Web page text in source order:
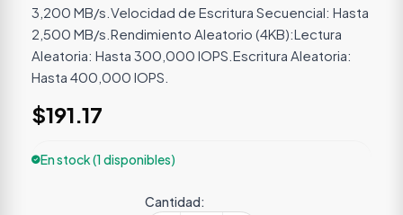
3,200 MB/s.Velocidad de Escritura Secuencial: Hasta
2,500 MB/s.Rendimiento Aleatorio (4KB):Lectura
Aleatoria: Hasta 300,000 IOPS.Escritura Aleatoria:
Hasta 400,000 IOPS.
$191.17
En stock (1 disponibles)
Cantidad: